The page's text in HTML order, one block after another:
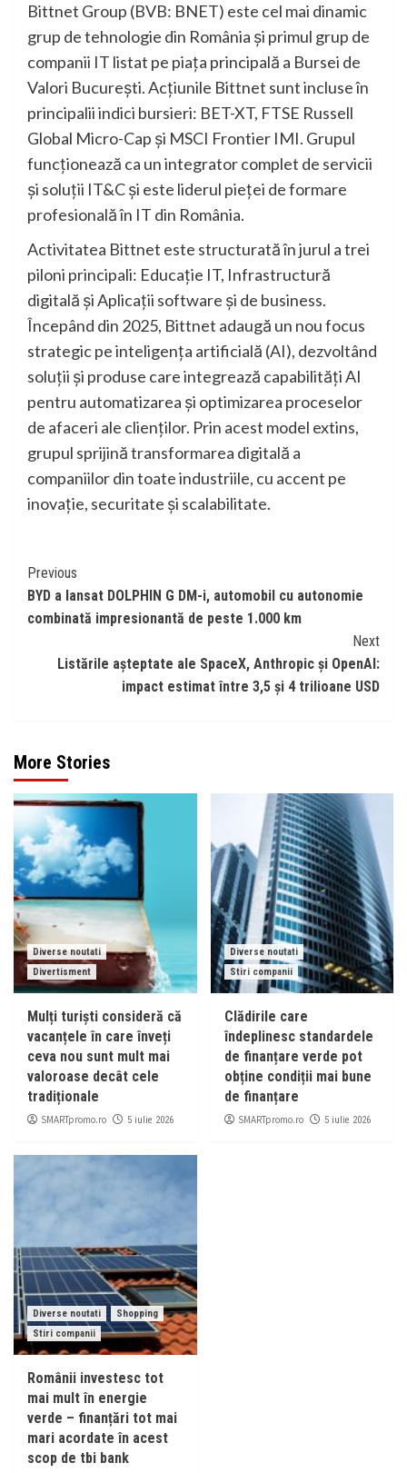
Bittnet Group (BVB: BNET) este cel mai dinamic
grup de tehnologie din România și primul grup de
companii IT listat pe piața principală a Bursei de
Valori București. Acțiunile Bittnet sunt incluse în
principalii indici bursieri: BET-XT, FTSE Russell
Global Micro-Cap și MSCI Frontier IMI. Grupul
funcționează ca un integrator complet de servicii
și soluții IT&C și este liderul pieței de formare
profesională în IT din România.
Activitatea Bittnet este structurată în jurul a trei
piloni principali: Educație IT, Infrastructură
digitală și Aplicații software și de business.
Începând din 2025, Bittnet adaugă un nou focus
strategic pe inteligența artificială (AI), dezvoltând
soluții și produse care integrează capabilități AI
pentru automatizarea și optimizarea proceselor
de afaceri ale clienților. Prin acest model extins,
grupul sprijină transformarea digitală a
companiilor din toate industriile, cu accent pe
inovație, securitate și scalabilitate.
Continue
Reading
Previous
BYD a lansat DOLPHIN G DM-i, automobil cu autonomie
combinată impresionantă de peste 1.000 km
Next
Listările așteptate ale SpaceX, Anthropic și OpenAI:
impact estimat între 3,5 și 4 trilioane USD
More Stories
Diverse noutati
Divertisment
Mulți turiști consideră că
vacanțele în care înveți
ceva nou sunt mult mai
valoroase decât cele
tradiționale
SMARTpromo.ro 5 iulie 2026
Diverse noutati
Stiri companii
Clădirile care
îndeplinesc standardele
de finanțare verde pot
obține condiții mai bune
de finanțare
SMARTpromo.ro 5 iulie 2026
Diverse noutati
Shopping
Stiri companii
Românii investesc tot
mai mult în energie
verde – finanțări tot mai
mari acordate în acest
scop de tbi bank